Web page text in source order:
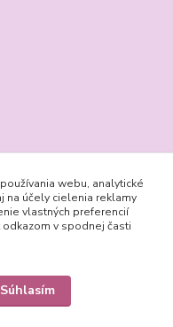
webu, analytické
na účely cielenia reklamy
vlastných preferencií
v spodnej časti
Súhlasím